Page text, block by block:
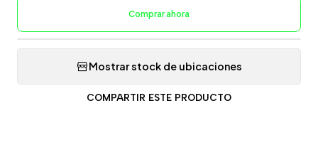
Comprar ahora
Mostrar stock de ubicaciones
COMPARTIR ESTE PRODUCTO